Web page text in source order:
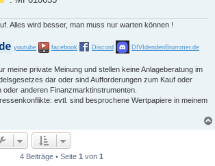
Alles wird besser, man muss nur warten können !
youtube facebook Discord DIVIdendenBrummer.de
meine private Meinung und stellen keine Anlageberatung im
dar oder sind Aufforderungen zum Kauf oder
oder anderen Finanzmarktinstrumenten.
evtl. sind besprochene Wertpapiere in meinem
4 Beiträge • Seite 1 von 1